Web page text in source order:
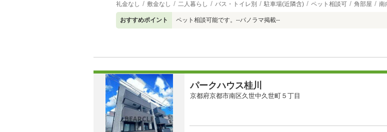
礼金なし 敷金なし 二人暮らし バス・トイレ別 駐車場(近隣含) ペット相談可 角部屋 南
おすすめポイント ペット相談可能です。--パノラマ掲載--
パークハウス桂川
京都府京都市南区久世中久世町５丁目